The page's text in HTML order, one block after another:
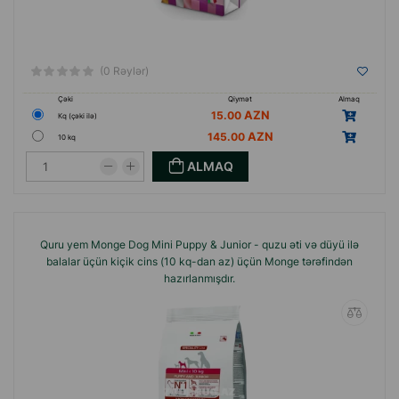
(0 Rəylər)
Çəki Qiymət
Almaq
Кq (çəki ilə)
15.00
10 kq 145.00
ALMAQ
Quru yem Monge Dog Mini Puppy & Junior - quzu əti və düyü ilə
balalar üçün kiçik cins (10 kq-dan az) üçün Monge tərəfindən
hazırlanmışdır.